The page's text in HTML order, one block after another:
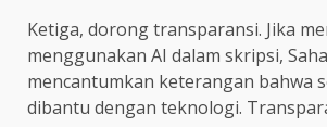
Ketiga, dorong transparansi. Jika
menggunakan AI dalam skripsi,
mencantumkan keterangan bahwa
dibantu dengan teknologi.